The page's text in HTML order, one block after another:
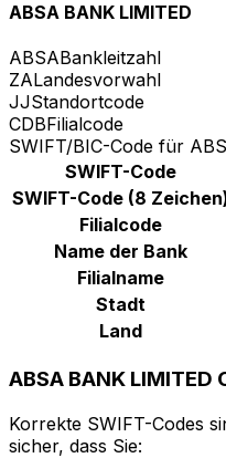
ABSA BANK LIMITED
ABSABankleitzahl
ZALandesvorwahl
JJStandortcode
CDBFilialcode
SWIFT/BIC-Code für
SWIFT-Code
SWIFT-Code (8
Filialcode
Name der Bank
Filialname
Stadt
Land
ABSA BANK
Korrekte SWIFT-Codes
sicher, dass Sie: